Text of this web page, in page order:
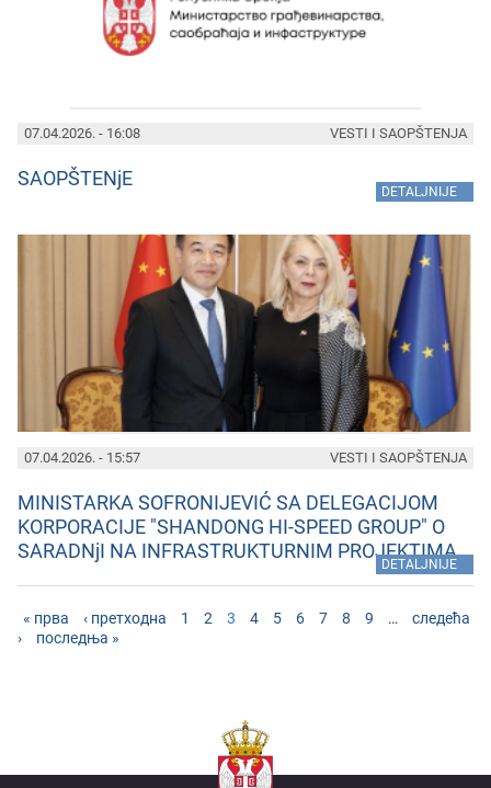
07.04.2026. - 16:08
SAOPŠTENjE
DETALJNIJE
VESTI I SAOPŠTENJA
07.04.2026. - 15:57
MINISTARKA SOFRONIJEVIĆ SA DELEGACIJOM
KORPORACIJE "SHANDONG HI-SPEED GROUP" O
SARADNjI NA INFRASTRUKTURNIM PROJEKTIMA
DETALJNIJE
VESTI I SAOPŠTENJA
« прва ‹ претходна 1 2 3 4 5 6 7 8 9 …
следећа
›
последња »